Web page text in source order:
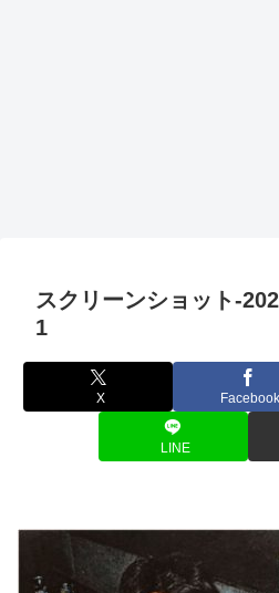
スクリーンショット-
1
X Facebook
LINE